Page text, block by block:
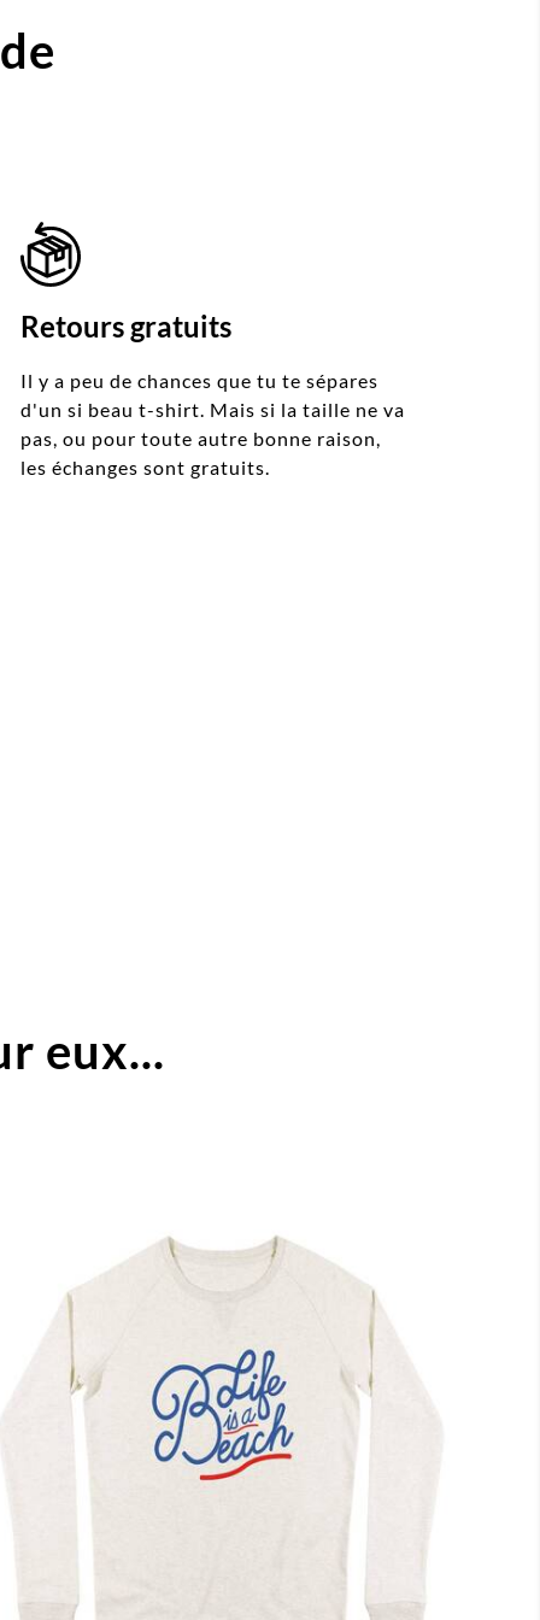
Retours gratuits
Il y a peu de chances que tu te sépares
d'un si beau t-shirt. Mais si la taille ne va
pas, ou pour toute autre bonne raison,
les échanges sont gratuits.
eux...